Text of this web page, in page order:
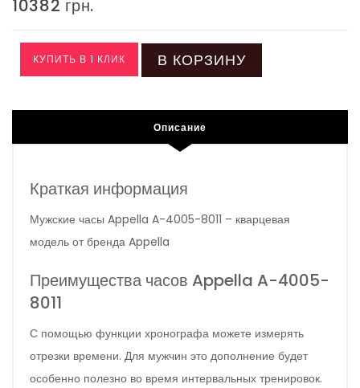
10382 грн.
КУПИТЬ В 1 КЛИК В КОРЗИНУ
Описание
Краткая информация
Мужские часы Appella A-4005-8011 – кварцевая
модель от бренда Appella
Преимущества часов Appella A-4005-
8011
С помощью функции хронографа можете измерять
отрезки времени. Для мужчин это дополнение будет
особенно полезно во время интервальных тренировок.